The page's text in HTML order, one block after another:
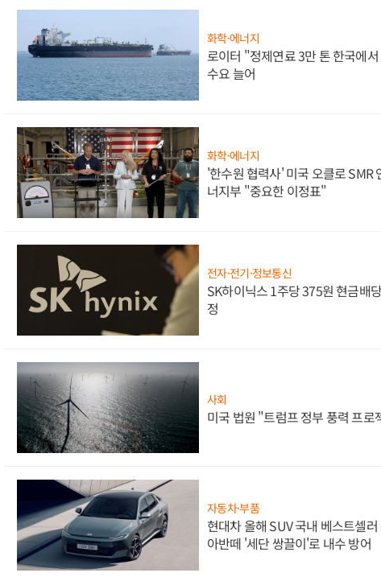
화학·에너지
로이터 "정제연료 3만 톤 한국에
수요 늘어
화학·에너지
'한수원 협력사' 미국 오클로 SMR
너지부 "중요한 이정표"
전자·전기·정보통신
SK하이닉스 1주당 375원 현금배
정
사회
미국 법원 "트럼프 정부 풍력 프
자동차·부품
현대차 올해 SUV 국내 베스트셀
아반떼 '세단 쌍끌이'로 내수 방어